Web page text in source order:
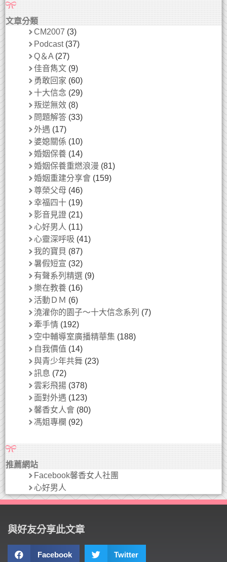
文章分類
CM2007 (3)
Podcast(37)
Q＆A (27)
佳音雋文 (9)
勇敢回家 (60)
十大信念 (29)
叛逆無效 (8)
問題解答 (33)
外遇 (17)
婆媳關係 (10)
婚姻保養 (14)
婚姻保養重燃浪漫 (81)
婚姻重建分享會 (159)
尊榮父母 (46)
幸福四十 (19)
影音見證 (21)
心好男人 (11)
心靈深呼吸 (41)
我的寶貝 (87)
暑假短宣 (32)
有聲系列精選 (9)
樂在教養 (16)
活動ＤＭ (6)
澆灌你的園子～十大信念系列 (7)
牽手情 (192)
空中輔導室廣播精華集 (188)
自我價值 (14)
與青少年共舞 (23)
訊息 (72)
雲彩飛揚 (378)
面對外遇 (123)
馨香女人會 (80)
馮姐專欄 (92)
推薦網站
Facebook馨香女人社團
心好男人
與好友分享此文章
Facebook Twitter